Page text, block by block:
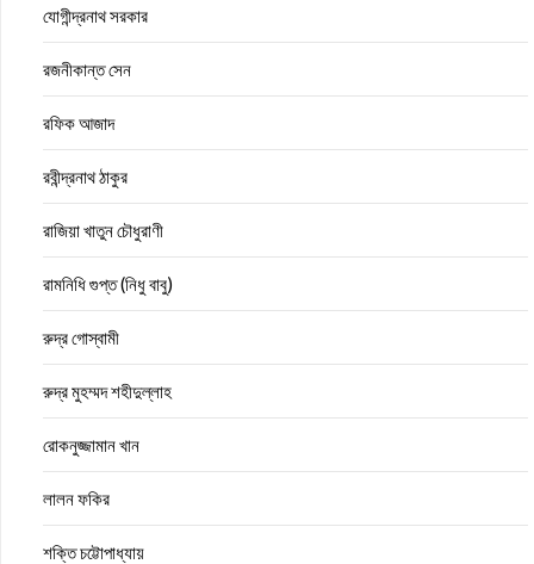
যোগীন্দ্রনাথ সরকার
রজনীকান্ত সেন
রফিক আজাদ
রবীন্দ্রনাথ ঠাকুর
রাজিয়া খাতুন চৌধুরাণী
রামনিধি গুপ্ত (নিধু বাবু)
রুদ্র গোস্বামী
রুদ্র মুহম্মদ শহীদুল্লাহ
রোকনুজ্জামান খান
লালন ফকির
শক্তি চট্টোপাধ্যায়